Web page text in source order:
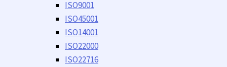
ISO9001
ISO45001
ISO14001
ISO22000
ISO22716